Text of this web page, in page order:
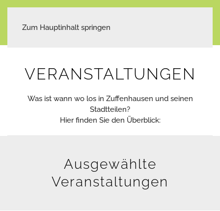
Zum Hauptinhalt springen
VERANSTALTUNGEN
Was ist wann wo los in Zuffenhausen und seinen
Stadtteilen?
Hier finden Sie den Überblick:
Ausgewählte
Veranstaltungen